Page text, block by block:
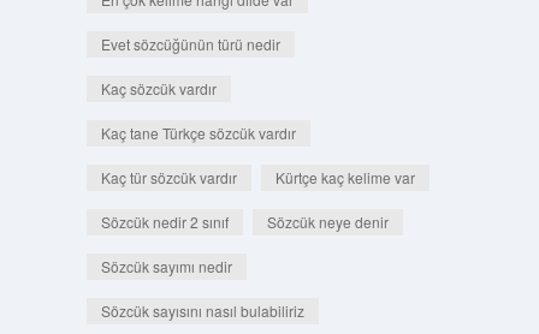
Evet sözcüğünün türü nedir
Kaç sözcük vardır
Kaç tane Türkçe sözcük vardır
Kaç tür sözcük vardır Kürtçe kaç kelime var
Sözcük nedir 2 sınıf Sözcük neye denir
Sözcük sayımı nedir
Sözcük sayısını nasıl bulabiliriz